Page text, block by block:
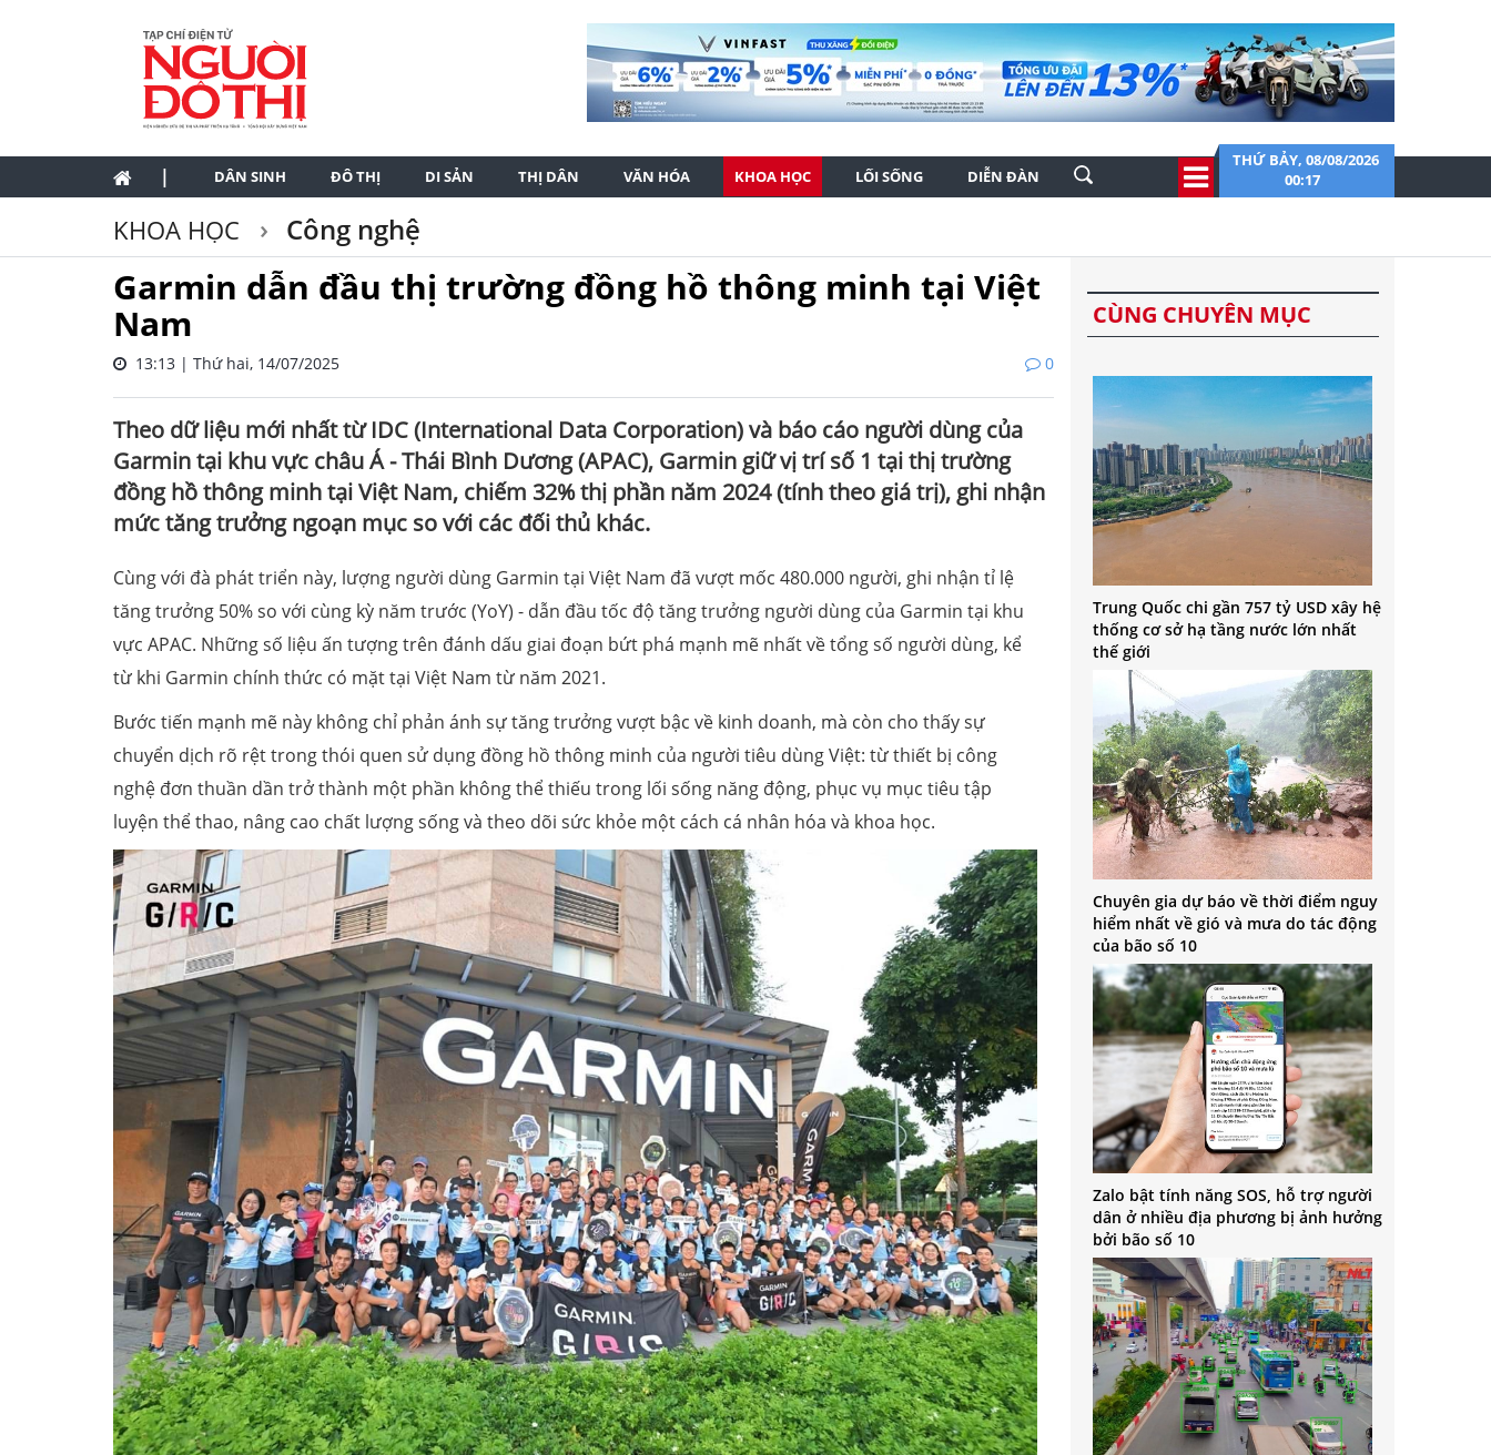
| DÂN SINH ĐÔ THỊ DI SẢN THỊ DÂN VĂN HÓA KHOA HỌC LỐI SỐNG DIỄN ĐÀN
THỨ BẢY, 08/08/2026
00:17
KHOA HỌC Công nghệ
Garmin dẫn đầu thị trường đồng hồ thông minh tại Việt
Nam
13:13 | Thứ hai, 14/07/2025 0
Theo dữ liệu mới nhất từ IDC (International Data Corporation) và báo cáo người dùng của
Garmin tại khu vực châu Á - Thái Bình Dương (APAC), Garmin giữ vị trí số 1 tại thị trường
đồng hồ thông minh tại Việt Nam, chiếm 32% thị phần năm 2024 (tính theo giá trị), ghi nhận
mức tăng trưởng ngoạn mục so với các đối thủ khác.
Cùng với đà phát triển này, lượng người dùng Garmin tại Việt Nam đã vượt mốc 480.000 người, ghi nhận tỉ lệ
tăng trưởng 50% so với cùng kỳ năm trước (YoY) - dẫn đầu tốc độ tăng trưởng người dùng của Garmin tại khu
vực APAC. Những số liệu ấn tượng trên đánh dấu giai đoạn bứt phá mạnh mẽ nhất về tổng số người dùng, kể
từ khi Garmin chính thức có mặt tại Việt Nam từ năm 2021.
Bước tiến mạnh mẽ này không chỉ phản ánh sự tăng trưởng vượt bậc về kinh doanh, mà còn cho thấy sự
chuyển dịch rõ rệt trong thói quen sử dụng đồng hồ thông minh của người tiêu dùng Việt: từ thiết bị công
nghệ đơn thuần dần trở thành một phần không thể thiếu trong lối sống năng động, phục vụ mục tiêu tập
luyện thể thao, nâng cao chất lượng sống và theo dõi sức khỏe một cách cá nhân hóa và khoa học.
CÙNG CHUYÊN MỤC
Trung Quốc chi gần 757 tỷ USD xây hệ
thống cơ sở hạ tầng nước lớn nhất
thế giới
Chuyên gia dự báo về thời điểm nguy
hiểm nhất về gió và mưa do tác động
của bão số 10
Zalo bật tính năng SOS, hỗ trợ người
dân ở nhiều địa phương bị ảnh hưởng
bởi bão số 10